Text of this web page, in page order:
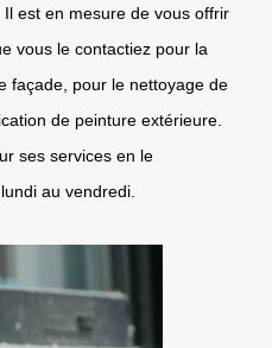
est en mesure de vous offrir
vous le contactiez pour la
façade, pour le nettoyage de
de peinture extérieure.
ses services en le
au vendredi.